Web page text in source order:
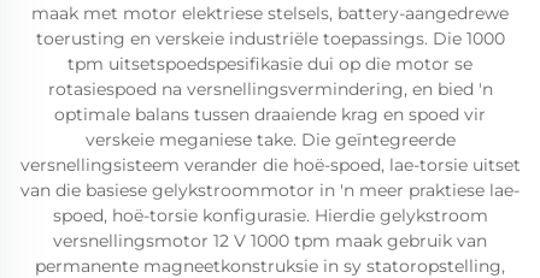
maak met motor elektriese stelsels, battery-aangedrewe
toerusting en verskeie industriële toepassings. Die 1000
tpm uitsetspoedspesifikasie dui op die motor se
rotasiespoed na versnellingsvermindering, en bied 'n
optimale balans tussen draaiende krag en spoed vir
verskeie meganiese take. Die geïntegreerde
versnellingsisteem verander die hoë-spoed, lae-torsie uitset
van die basiese gelykstroommotor in 'n meer praktiese lae-
spoed, hoë-torsie konfigurasie. Hierdie gelykstroom
versnellingsmotor 12 V 1000 tpm maak gebruik van
permanente magneetkonstruksie in sy statoropstelling,